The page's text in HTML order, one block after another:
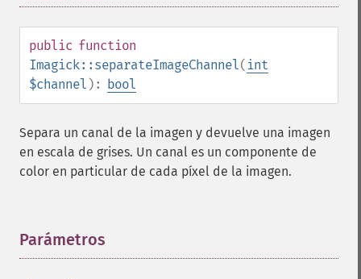
public function
Imagick::separateImageChannel( int
$channel ): bool
Separa un canal de la imagen y devuelve una imagen
en escala de grises. Un canal es un componente de
color en particular de cada píxel de la imagen.
Parámetros
destroy
displayImage
displayImages
edgeImage
embossImage
encipherImage
evaluateImage